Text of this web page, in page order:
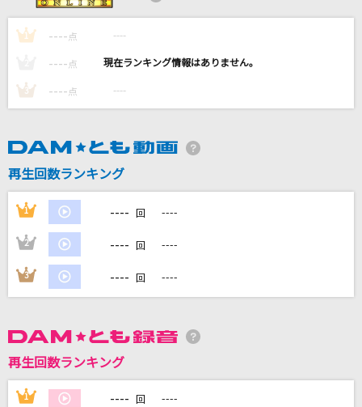
[生音]恋する街角
山内惠介
もっと見る
DAMに会員登録・ログインして
家族や友達と一緒に！練習にも！
1 ---- 点 ----
---- 点 ----
3 ---- 点 ----
再生回数ランキング
1 ---- 回 ----
2 ---- 回 ----
3 ---- 回 ----
再生回数ランキング
1 ---- 回 ----